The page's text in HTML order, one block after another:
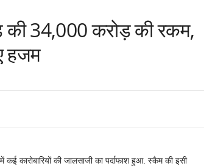
34,000 करोड़ की रकम,
हजम
कारोबारियों की जालसाजी का पर्दाफाश हुआ. स्कैम की इसी